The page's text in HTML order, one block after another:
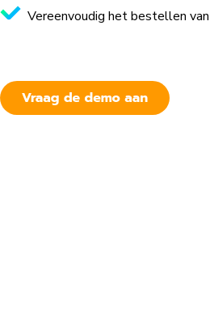
Vereenvoudig het bestellen